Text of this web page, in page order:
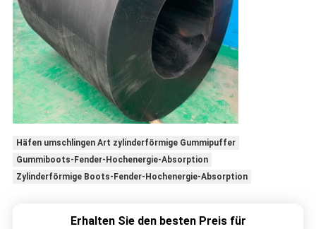
Häfen umschlingen Art zylinderförmige Gummipuffer
Gummiboots-Fender-Hochenergie-Absorption
Zylinderförmige Boots-Fender-Hochenergie-Absorption
Erhalten Sie den besten Preis für